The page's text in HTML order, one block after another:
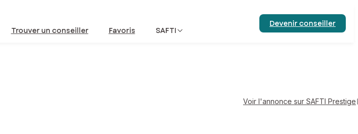
Trouver un conseiller Favoris SAFTI
Devenir conseiller
Voir l'annonce sur SAFTI Prestige